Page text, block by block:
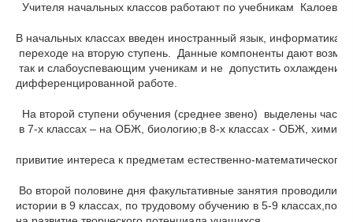
Учителя начальных классов работают по учебникам
В начальных классах введен иностранный язык, информатика
переходе на вторую ступень.  Данные компоненты дают
так и слабоуспевающим ученикам и не  допустить
дифференцированной работе.
На второй ступени обучения (среднее звено)  выделены
в 7-х классах – на ОБЖ, биологию;в 8-х классах - ОБЖ,
привитие интереса к предметам естественно-математического
Во второй половине дня факультативные занятия
истории в 9 классах, по трудовому обучению в 5-9 классах,по